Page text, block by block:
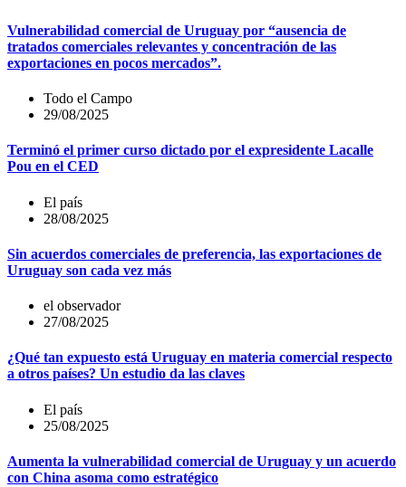
Vulnerabilidad comercial de Uruguay por “ausencia de
tratados comerciales relevantes y concentración de las
exportaciones en pocos mercados”.
Todo el Campo
29/08/2025
Terminó el primer curso dictado por el expresidente Lacalle
Pou en el CED
El país
28/08/2025
Sin acuerdos comerciales de preferencia, las exportaciones de
Uruguay son cada vez más
el observador
27/08/2025
¿Qué tan expuesto está Uruguay en materia comercial respecto
a otros países? Un estudio da las claves
El país
25/08/2025
Aumenta la vulnerabilidad comercial de Uruguay y un acuerdo
con China asoma como estratégico